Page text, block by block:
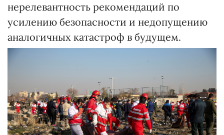
нерелевантность рекомендаций по
усилению безопасности и недопущению
аналогичных катастроф в будущем.